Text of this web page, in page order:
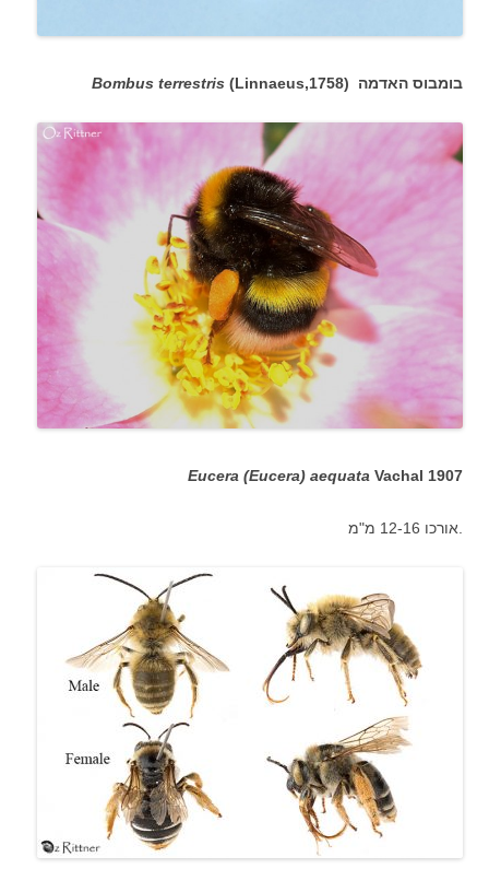
Bombus terrestris (Linnaeus,1758) בומבוס האדמה
Eucera (Eucera) aequata Vachal 1907